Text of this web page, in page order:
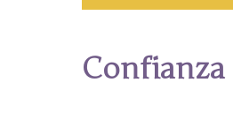
Confianza